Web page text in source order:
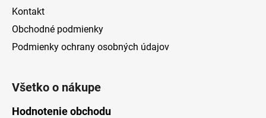
Kontakt
Obchodné podmienky
Podmienky ochrany osobných údajov
Všetko o nákupe
Hodnotenie obchodu